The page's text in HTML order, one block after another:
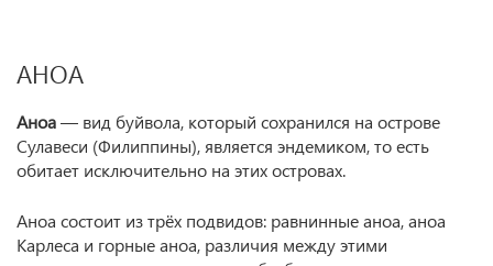
АНОА
Аноа— вид буйвола, который сохранился на острове
Сулавеси (Филиппины), является эндемиком, то есть
обитает исключительно на этих островах.
Аноа состоит из трёх подвидов: равнинные аноа, аноа
Карлеса и горные аноа, различия между этими